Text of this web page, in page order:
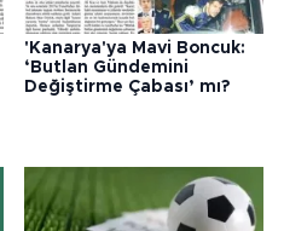
'Kanarya'ya Mavi Boncuk:
‘Butlan Gündemini
Değiştirme Çabası’ mı?